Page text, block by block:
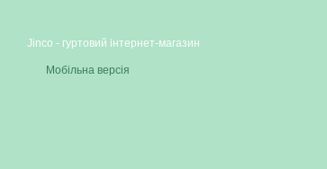
Jinco - гуртовий інтернет-магазин
Мобільна версія